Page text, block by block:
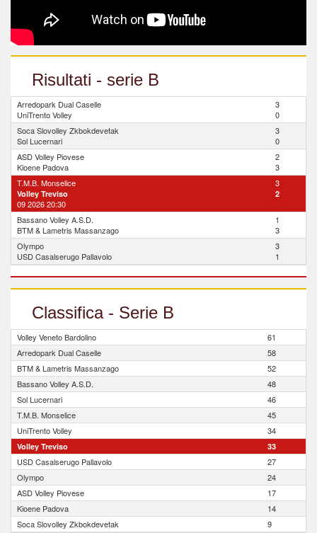
Risultati - serie B
Arredopark Dual Caselle
UniTrento Volley
3
0
Soca Slovolley Zkbokdevetak
Sol Lucernari
3
0
ASD Volley Piovese
Kioene Padova
2
3
T.M.B. Monselice
Volley Treviso
09 2026 20:30
3
2
Bassano Volley A.S.D.
BTM & Lametris Massanzago
1
3
Olympo
USD Casalserugo Pallavolo
3
1
Classifica - Serie B
Volley Veneto Bardolino
61
Arredopark Dual Caselle
58
BTM & Lametris Massanzago
52
Bassano Volley A.S.D.
48
Sol Lucernari
46
T.M.B. Monselice
45
UniTrento Volley
34
Volley Treviso 33
USD Casalserugo Pallavolo
27
Olympo
24
ASD Volley Piovese
17
Kioene Padova
14
Soca Slovolley Zkbokdevetak
9